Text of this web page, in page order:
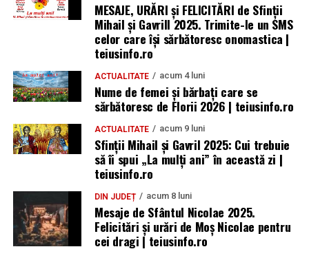
MESAJE, URĂRI și FELICITĂRI de Sfinții
Mihail și Gavrill 2025. Trimite-le un SMS
celor care își sărbătoresc onomastica |
teiusinfo.ro
ACTUALITATE acum 4 luni
Nume de femei și bărbați care se
sărbătoresc de Florii 2026 | teiusinfo.ro
ACTUALITATE acum 9 luni
Sfinții Mihail și Gavril 2025: Cui trebuie
să îi spui „La mulţi ani” în această zi |
teiusinfo.ro
DIN JUDEȚ acum 8 luni
Mesaje de Sfântul Nicolae 2025.
Felicitări și urări de Moș Nicolae pentru
cei dragi | teiusinfo.ro